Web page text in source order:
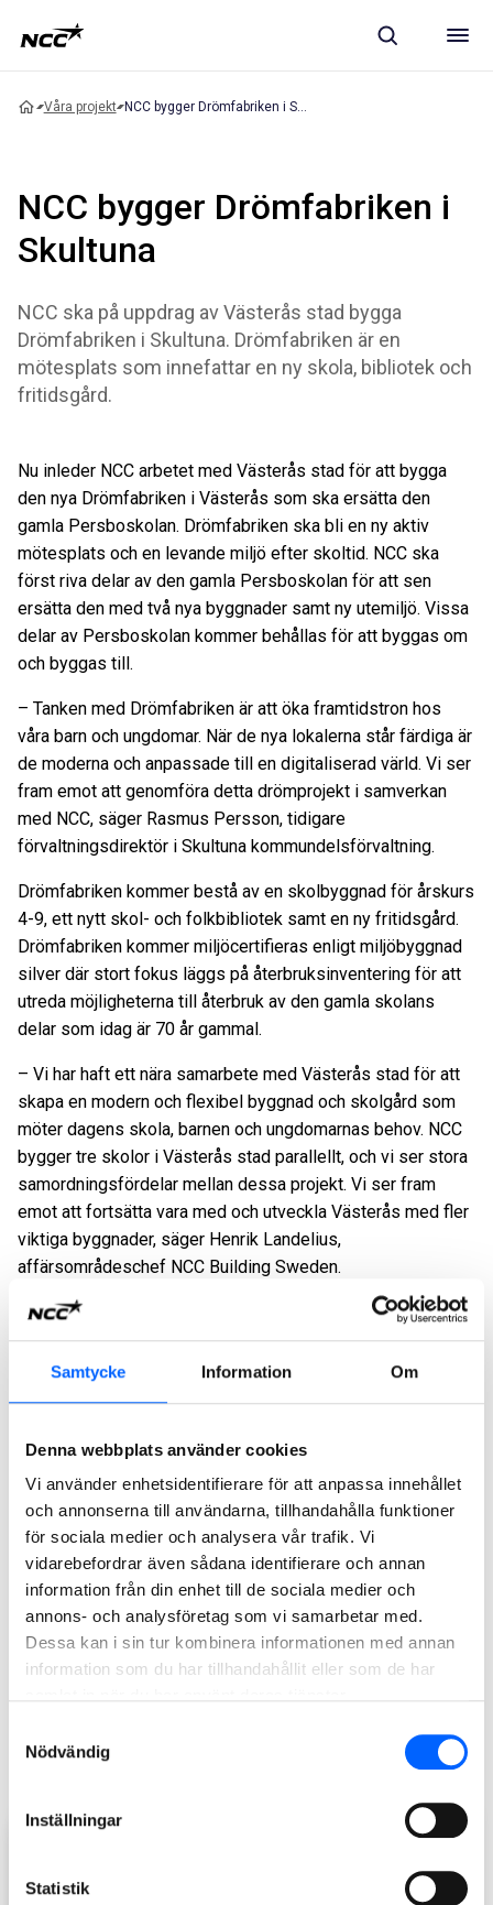
Samtycke Information Om
Denna webbplats använder cookies
Vi använder enhetsidentifierare för att anpassa innehållet
och annonserna till användarna, tillhandahålla funktioner
för sociala medier och analysera vår trafik. Vi
vidarebefordrar även sådana identifierare och annan
information från din enhet till de sociala medier och
annons- och analysföretag som vi samarbetar med.
Dessa kan i sin tur kombinera informationen med annan
information som du har tillhandahållit eller som de har
Nödvändig
Inställningar
Statistik
Våra projekt
NCC bygger Drömfabriken i
Skultuna
NCC ska på uppdrag av Västerås stad bygga
Drömfabriken i Skultuna. Drömfabriken är en
mötesplats som innefattar en ny skola, bibliotek och
fritidsgård.
Nu inleder NCC arbetet med Västerås stad för att bygga
den nya Drömfabriken i Västerås som ska ersätta den
gamla Persboskolan. Drömfabriken ska bli en ny aktiv
mötesplats och en levande miljö efter skoltid. NCC ska
först riva delar av den gamla Persboskolan för att sen
ersätta den med två nya byggnader samt ny utemiljö. Vissa
delar av Persboskolan kommer behållas för att byggas om
och byggas till.
– Tanken med Drömfabriken är att öka framtidstron hos
våra barn och ungdomar. När de nya lokalerna står färdiga är
de moderna och anpassade till en digitaliserad värld. Vi ser
fram emot att genomföra detta drömprojekt i samverkan
med NCC, säger Rasmus Persson, tidigare
förvaltningsdirektör i Skultuna kommundelsförvaltning.
Drömfabriken kommer bestå av en skolbyggnad för årskurs
4-9, ett nytt skol- och folkbibliotek samt en ny fritidsgård.
Drömfabriken kommer miljöcertifieras enligt miljöbyggnad
silver där stort fokus läggs på återbruksinventering för att
utreda möjligheterna till återbruk av den gamla skolans
delar som idag är 70 år gammal.
– Vi har haft ett nära samarbete med Västerås stad för att
skapa en modern och flexibel byggnad och skolgård som
möter dagens skola, barnen och ungdomarnas behov. NCC
bygger tre skolor i Västerås stad parallellt, och vi ser stora
samordningsfördelar mellan dessa projekt. Vi ser fram
emot att fortsätta vara med och utveckla Västerås med fler
viktiga byggnader, säger Henrik Landelius,
affärsområdeschef NCC Building Sweden.
NCC har ett långt samarbete med Västerås stad och har de
senaste fem åren färdigställt fem konceptskolor,
Lögarängsbadet, Öster Mälarstrands äldreboende samt
Gäddeholm.
– Skolverksamheten är i gång bredvid bygget och
elevernas och de boendes intresse för sin nya skola har
varit stort. Att Västerås stad jobbar så helhjärtat med
Drömfabriken gör att det känns extra meningsfullt och kul
att vara en del av denna arbetsplats, säger Joakim
Andersson, platschef på NCC.
Affärens ordervärde på cirka 340 MSEK orderregistreras i
2023. Bygghandlingsprojektering och etablering startar
omgående och rivning och produktionsstart planeras till